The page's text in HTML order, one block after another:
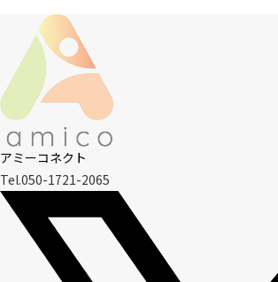
アミーコネクト
Tel.050-1721-2065